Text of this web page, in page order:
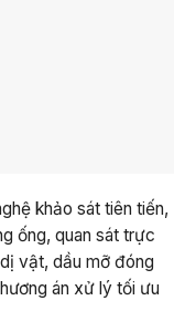
khảo sát tiên tiến,
ống, quan sát trực
vật, dầu mỡ đóng
án xử lý tối ưu